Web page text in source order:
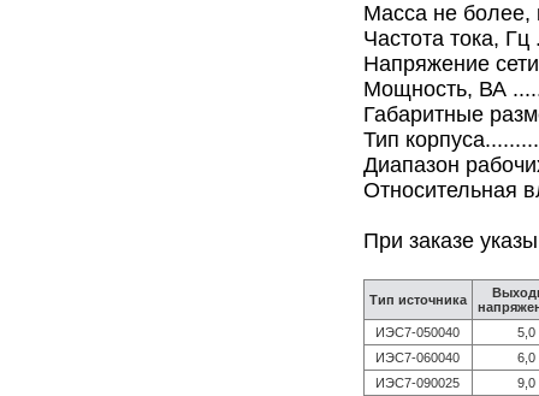
Масса не более,
Частота тока,
Напряжение
Мощность, ВА
Габаритные
Тип
Диапазон
Относительная
При заказе
Тип источника
ИЭС7-050040
5,0
ИЭС7-060040
6,0
ИЭС7-090025
9,0